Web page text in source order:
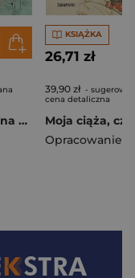
Śledzik czeka na dzidziusia. Śledzik. Tom 1
KSIĄŻKA
26,71 zł
39,90 zł -
cena detaliczna